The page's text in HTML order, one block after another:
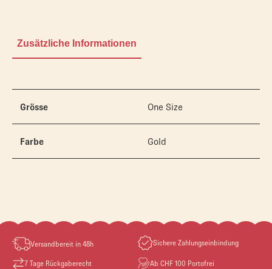
Zusätzliche Informationen
Grösse One Size
Farbe Gold
Versandbereit in 48h Sichere Zahlungseinbindung
7 Tage Rückgaberecht Ab CHF 100 Portofrei